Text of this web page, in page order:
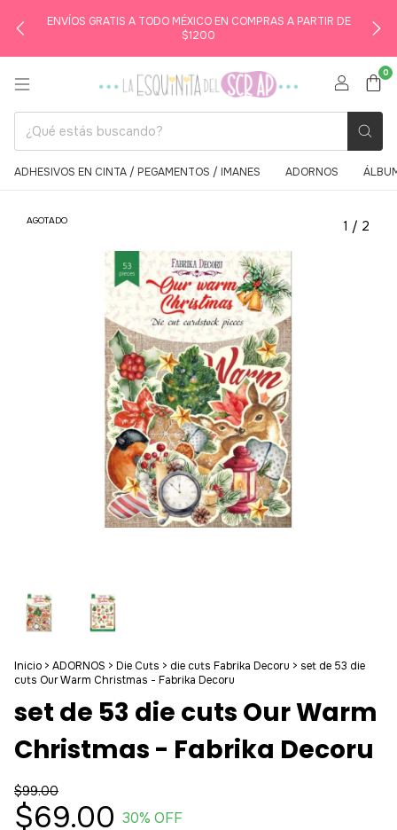
ENVÍOS GRATIS A TODO MÉXICO EN COMPRAS A PARTIR DE
$1200
0
ADHESIVOS EN CINTA / PEGAMENTOS / IMANES ADORNOS
AGOTADO 1 / 2
Inicio > ADORNOS > Die Cuts > die cuts Fabrika Decoru > set de 53 die
cuts Our Warm Christmas - Fabrika Decoru
set de 53 die cuts Our Warm
Christmas - Fabrika Decoru
$99.00
$69.00 30% OFF